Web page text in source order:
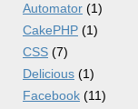
Automator (1)
CakePHP (1)
CSS (7)
Delicious (1)
Facebook (11)